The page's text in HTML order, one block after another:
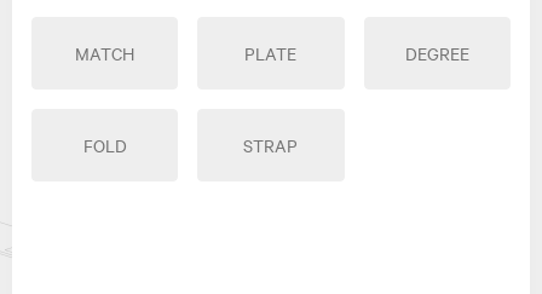
MATCH PLATE DEGREE
FOLD STRAP